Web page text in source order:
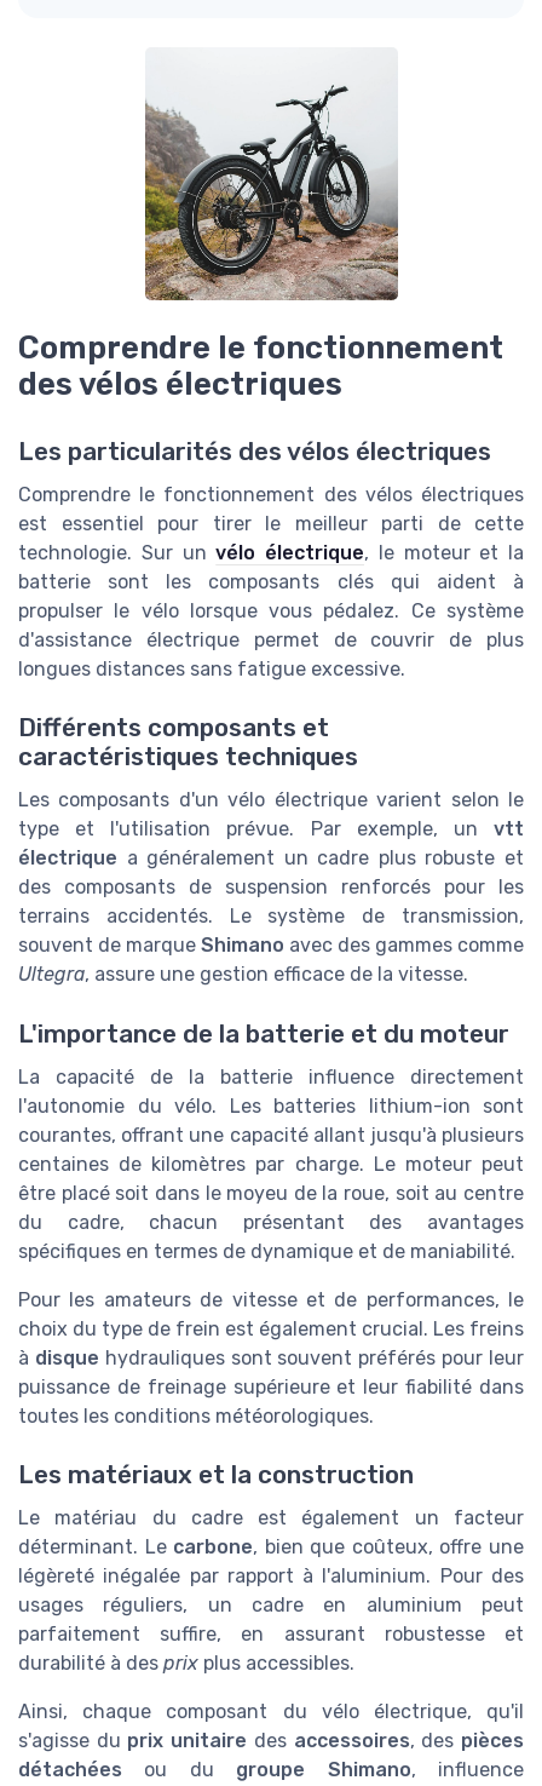
Comprendre le fonctionnement
des vélos électriques
Les particularités des vélos électriques
Comprendre le fonctionnement des vélos électriques
est essentiel pour tirer le meilleur parti de cette
technologie. Sur unvélo électrique, le moteur et la
batterie sont les composants clés qui aident à
propulser le vélo lorsque vous pédalez. Ce système
d'assistance électrique permet de couvrir de plus
longues distances sans fatigue excessive.
Différents composants et
caractéristiques techniques
Les composants d'un vélo électrique varient selon le
type et l'utilisation prévue. Par exemple, un vtt
électrique a généralement un cadre plus robuste et
des composants de suspension renforcés pour les
terrains accidentés. Le système de transmission,
souvent de marque Shimano avec des gammes comme
Ultegra, assure une gestion efficace de la vitesse.
L'importance de la batterie et du moteur
La capacité de la batterie influence directement
l'autonomie du vélo. Les batteries lithium-ion sont
courantes, offrant une capacité allant jusqu'à plusieurs
centaines de kilomètres par charge. Le moteur peut
être placé soit dans le moyeu de la roue, soit au centre
du cadre, chacun présentant des avantages
spécifiques en termes de dynamique et de maniabilité.
Pour les amateurs de vitesse et de performances, le
choix du type de frein est également crucial. Les freins
à disque hydrauliques sont souvent préférés pour leur
puissance de freinage supérieure et leur fiabilité dans
toutes les conditions météorologiques.
Les matériaux et la construction
Le matériau du cadre est également un facteur
déterminant. Le carbone, bien que coûteux, offre une
légèreté inégalée par rapport à l'aluminium. Pour des
usages réguliers, un cadre en aluminium peut
parfaitement suffire, en assurant robustesse et
durabilité à des prix plus accessibles.
Ainsi, chaque composant du vélo électrique, qu'il
s'agisse du prix unitaire des accessoires, des pièces
détachées ou du groupe Shimano, influence